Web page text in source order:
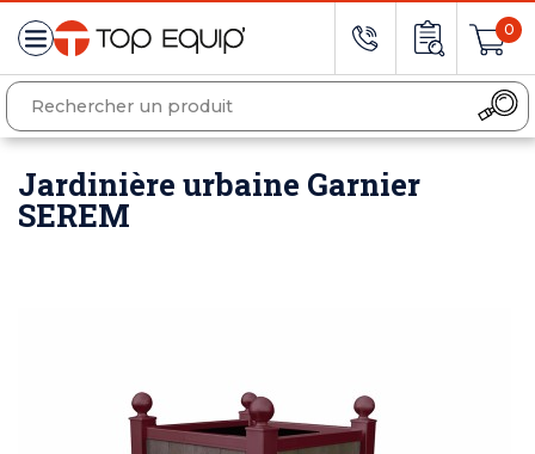
0
Jardinière urbaine Garnier
SEREM